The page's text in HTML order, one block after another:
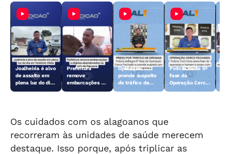
Joalheiria é alvo
de assalto em
plena luz do dia
Prefeitura
remove
embarcações e
Operação
prende suspeito
de tráfico de
Polícia inicia 6ª
fase da
Operação Cerco
Os cuidados com os alagoanos que
recorreram às unidades de saúde merecem
destaque. Isso porque, após triplicar as